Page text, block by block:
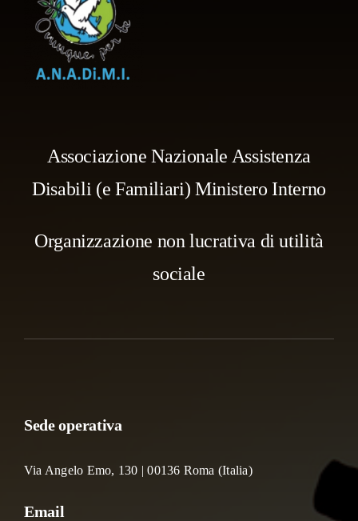
Associazione Nazionale Assistenza
Disabili (e Familiari) Ministero Interno
Organizzazione non lucrativa di utilità
sociale
Sede operativa
Via Angelo Emo, 130 | 00136 Roma (Italia)
Email